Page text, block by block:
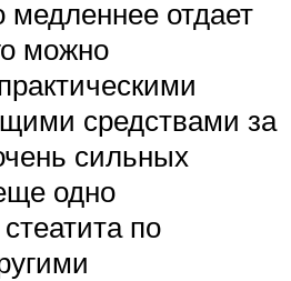
медленнее отдает
можно
средствами за
сильных
одно
по